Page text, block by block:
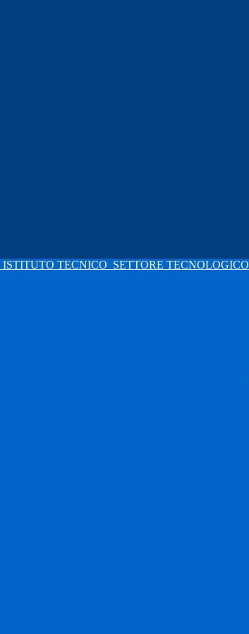
ISTITUTO TECNICO SETTORE TECNOLOGICO